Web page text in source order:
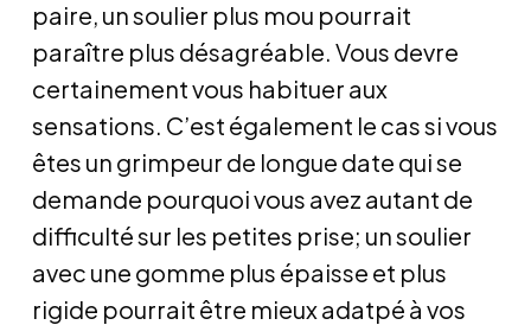
paire, un soulier plus mou pourrait
paraître plus désagréable. Vous devre
certainement vous habituer aux
sensations. C’est également le cas si vous
êtes un grimpeur de longue date qui se
demande pourquoi vous avez autant de
difficulté sur les petites prise; un soulier
avec une gomme plus épaisse et plus
rigide pourrait être mieux adatpé à vos